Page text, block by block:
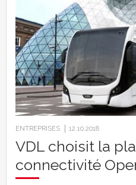
ENTREPRISES 12.10.2018
VDL choisit la
connectivité